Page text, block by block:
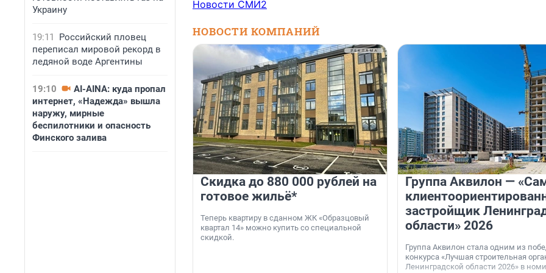
Украину
19:11
Российский пловец
переписал мировой рекорд в
ледяной воде Аргентины
19:10
AI-AINA: куда пропал
интернет, «Надежда» вышла
наружу, мирные
беспилотники и опасность
Финского залива
Новости СМИ2
НОВОСТИ КОМПАНИЙ
Скидка до 880 000 рублей на
готовое жильё*
Теперь квартиру в сданном ЖК «Образцовый
квартал 14» можно купить со специальной
скидкой.
Группа Аквилон —
застройщик
области» 2026
Группа Аквилон стала одним из
конкурса «Лучшая строительная
Ленинградской области 2026» в